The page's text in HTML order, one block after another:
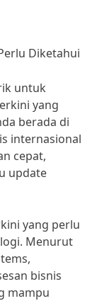
Diketahui
untuk
yang
berada di
internasional
cepat,
update
yang perlu
Menurut
bisnis
mampu